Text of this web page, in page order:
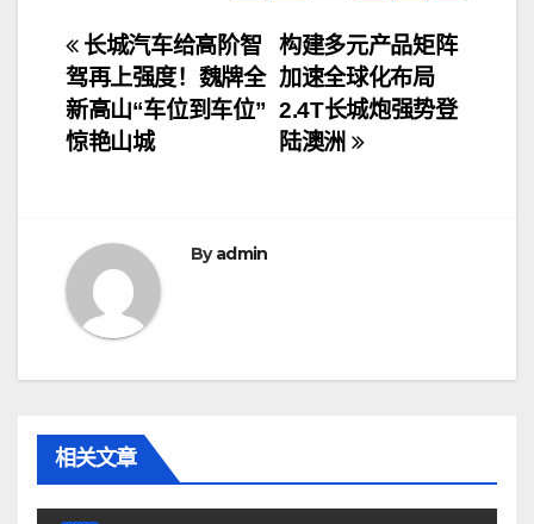
文
章
导
构建多元产品矩阵
加速全球化布局
2.4T长城炮强势登
陆澳洲
长城汽车给高阶智
驾再上强度！魏牌全
新高山“车位到车位”
惊艳山城
Byadmin
相关文章